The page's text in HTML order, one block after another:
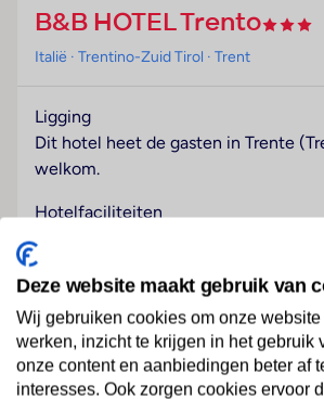
B&B HOTEL Trento
Italië · Trentino-Zuid Tirol · Trent
Ligging
Dit hotel heet de gasten in Trente
welkom.
Hotelfaciliteiten
Het hotel met een lift beschikt over 61
tweepersoonskamers. Het
de receptie is graag bij alle vragen
ook winkels.
Kamers
Airconditioning en een verwarming
Lees meer
Deze website maakt gebruik van
Wij gebruiken cookies om onze
werken, inzicht te krijgen in het gebruik
onze content en aanbiedingen beter af
interesses. Ook zorgen cookies ervoor